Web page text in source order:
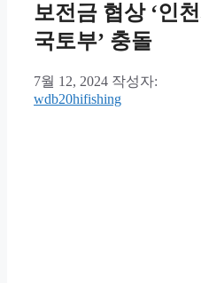
보전금 협상 ‘인
국토부’ 충돌
7월 12, 2024 작성자:
wdb20hifishing